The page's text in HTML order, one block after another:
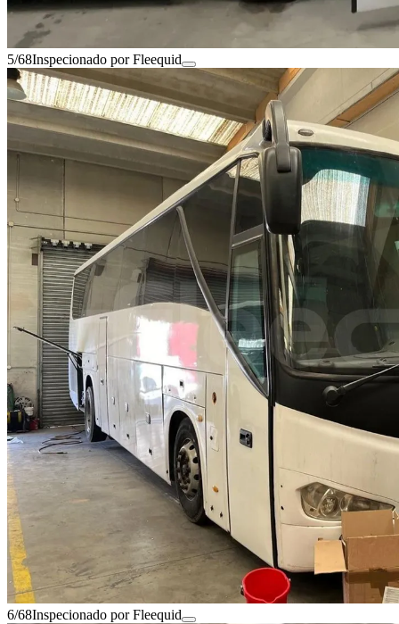
5/68Inspecionado por Fleequid
6/68Inspecionado por Fleequid